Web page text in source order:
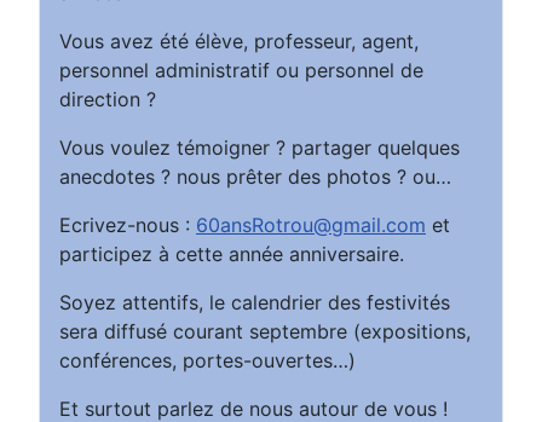
Vous avez été élève, professeur, agent,
personnel administratif ou personnel de
direction ?
Vous voulez témoigner ? partager quelques
anecdotes ? nous prêter des photos ? ou…
Ecrivez-nous : 60ansRotrou@gmail.com et
participez à cette année anniversaire.
Soyez attentifs, le calendrier des festivités
sera diffusé courant septembre (expositions,
conférences, portes-ouvertes…)
Et surtout parlez de nous autour de vous !